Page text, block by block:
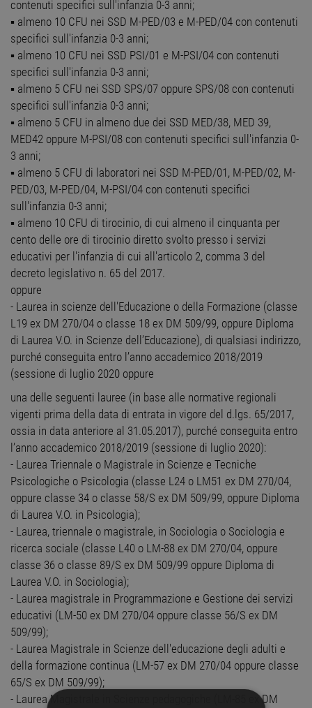
contenuti specifici sull'infanzia 0-3 anni;
▪ almeno 10 CFU nei SSD M-PED/03 e M-PED/04 con contenuti
specifici sull'infanzia 0-3 anni;
▪ almeno 10 CFU nei SSD PSI/01 e M-PSI/04 con contenuti
specifici sull'infanzia 0-3 anni;
▪ almeno 5 CFU nei SSD SPS/07 oppure SPS/08 con contenuti
specifici sull'infanzia 0-3 anni;
▪ almeno 5 CFU in almeno due dei SSD MED/38, MED 39,
MED42 oppure M-PSI/08 con contenuti specifici sull'infanzia 0-
3 anni;
▪ almeno 5 CFU di laboratori nei SSD M-PED/01, M-PED/02, M-
PED/03, M-PED/04, M-PSI/04 con contenuti specifici
sull'infanzia 0-3 anni;
▪ almeno 10 CFU di tirocinio, di cui almeno il cinquanta per
cento delle ore di tirocinio diretto svolto presso i servizi
educativi per l'infanzia di cui all'articolo 2, comma 3 del
decreto legislativo n. 65 del 2017.
oppure
- Laurea in scienze dell'Educazione o della Formazione (classe
L19 ex DM 270/04 o classe 18 ex DM 509/99, oppure Diploma
di Laurea V.O. in Scienze dell’Educazione), di qualsiasi indirizzo,
purché conseguita entro l’anno accademico 2018/2019
(sessione di luglio 2020 oppure
una delle seguenti lauree (in base alle normative regionali
vigenti prima della data di entrata in vigore del d.lgs. 65/2017,
ossia in data anteriore al 31.05.2017), purché conseguita entro
l’anno accademico 2018/2019 (sessione di luglio 2020):
- Laurea Triennale o Magistrale in Scienze e Tecniche
Psicologiche o Psicologia (classe L24 o LM51 ex DM 270/04,
oppure classe 34 o classe 58/S ex DM 509/99, oppure Diploma
di Laurea V.O. in Psicologia);
- Laurea, triennale o magistrale, in Sociologia o Sociologia e
ricerca sociale (classe L40 o LM-88 ex DM 270/04, oppure
classe 36 o classe 89/S ex DM 509/99 oppure Diploma di
Laurea V.O. in Sociologia);
- Laurea magistrale in Programmazione e Gestione dei servizi
educativi (LM-50 ex DM 270/04 oppure classe 56/S ex DM
509/99);
- Laurea Magistrale in Scienze dell'educazione degli adulti e
della formazione continua (LM-57 ex DM 270/04 oppure classe
65/S ex DM 509/99);
- Laurea Magistrale in Scienze pedagogiche (LM-85 ex DM